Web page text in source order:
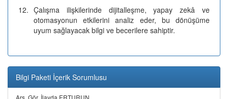
12. Çalışma ilişkilerinde dijitalleşme, yapay zekâ ve
otomasyonun etkilerini analiz eder, bu dönüşüme
uyum sağlayacak bilgi ve becerilere sahiptir.
Bilgi Paketi İçerik Sorumlusu
Arş. Gör. İlayda ERTURUN